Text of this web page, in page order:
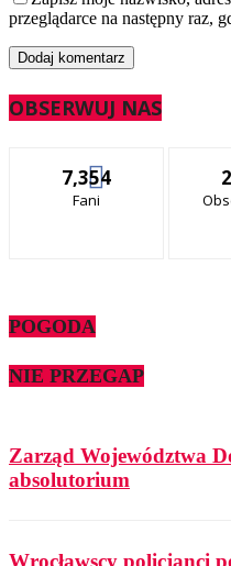
przeglądarce na następny raz,
OBSERWUJ NAS
7,354
Fani
POGODA
NIE PRZEGAP
Zarząd Województwa
absolutorium